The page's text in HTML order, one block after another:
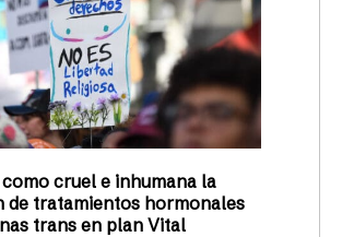
cruel e inhumana la
de tratamientos hormonales
trans en plan Vital